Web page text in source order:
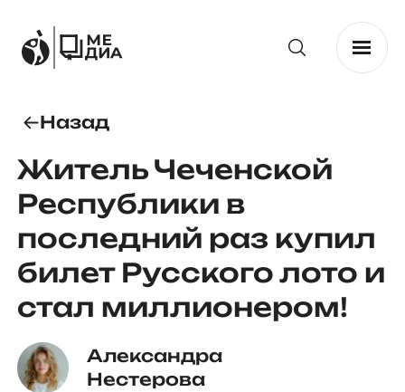
Назад
Житель Чеченской
Республики в
последний раз купил
билет Русского лото и
стал миллионером!
Александра
Нестерова